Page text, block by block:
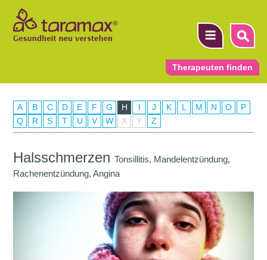
Therapeuten finden
A B C D E F G H I J K L M N O
P
Q
R S T U V W X Y Z
HalsschmerzenTonsillitis, Mandelentzündung,
Rachenentzündung, Angina